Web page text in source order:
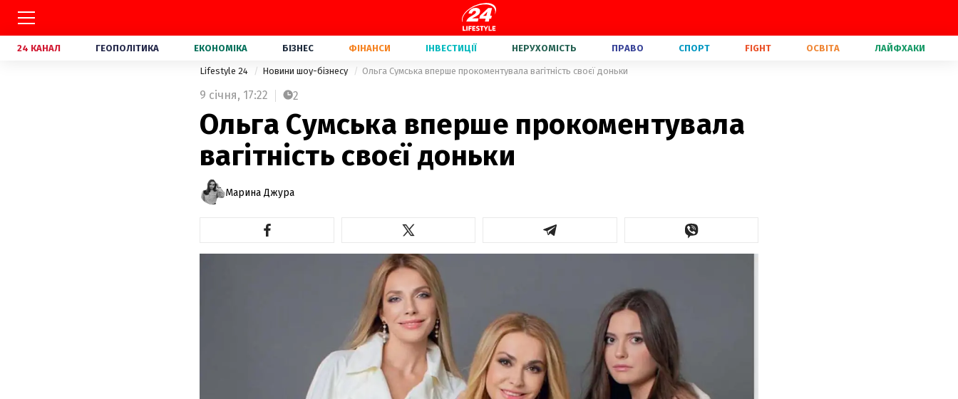
24 КАНАЛ ГЕОПОЛІТИКА ЕКОНОМІКА БІЗНЕС ФІНАНСИ ІНВЕСТИЦІЇ НЕРУХОМІСТЬ ПРАВО СПОРТ FIGHT ОСВІТА ЛАЙФХАКИ
Lifestyle 24 Новини шоу-бізнесу Ольга Сумська вперше прокоментувала вагітність своєї доньки
9 січня, 17:22 2
Ольга Сумська вперше прокоментувала
вагітність своєї доньки
Марина Джура